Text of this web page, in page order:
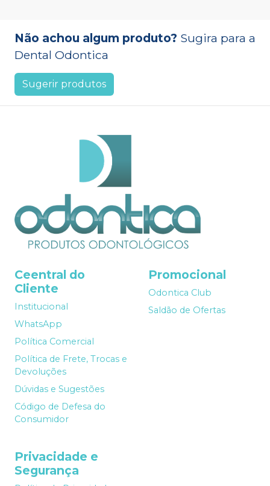
Não achou algum produto? Sugira para a
Dental Odontica
Sugerir produtos
Ceentral do
Cliente
Institucional
WhatsApp
Política Comercial
Política de Frete, Trocas e
Devoluções
Dúvidas e Sugestões
Código de Defesa do
Consumidor
Promocional
Odontica Club
Saldão de Ofertas
Privacidade e
Segurança